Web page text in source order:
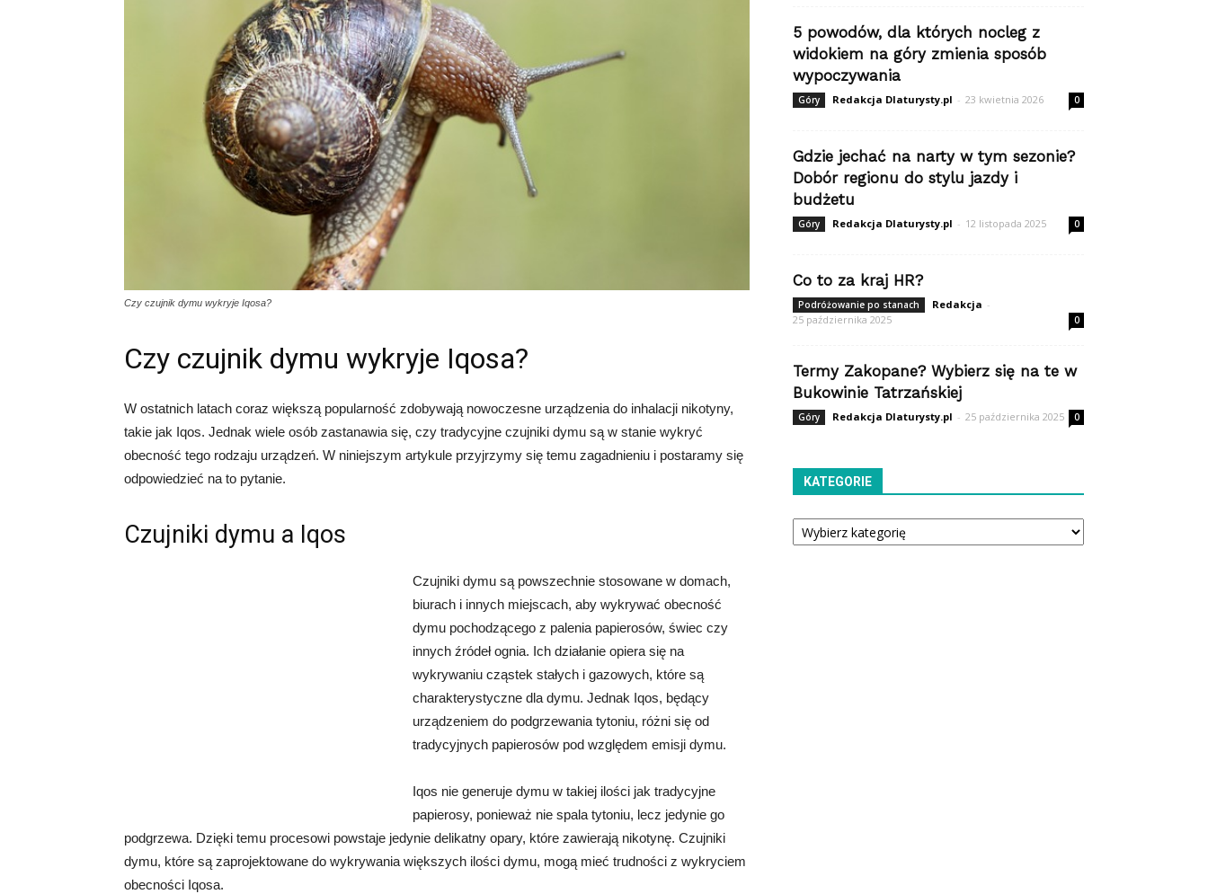
Czy czujnik dymu wykryje Iqosa?
Czy czujnik dymu wykryje Iqosa?
W ostatnich latach coraz większą popularność zdobywają nowoczesne urządzenia do inhalacji nikotyny,
takie jak Iqos. Jednak wiele osób zastanawia się, czy tradycyjne czujniki dymu są w stanie wykryć
obecność tego rodzaju urządzeń. W niniejszym artykule przyjrzymy się temu zagadnieniu i postaramy się
odpowiedzieć na to pytanie.
Czujniki dymu a Iqos
Czujniki dymu są powszechnie stosowane w domach,
biurach i innych miejscach, aby wykrywać obecność
dymu pochodzącego z palenia papierosów, świec czy
innych źródeł ognia. Ich działanie opiera się na
wykrywaniu cząstek stałych i gazowych, które są
charakterystyczne dla dymu. Jednak Iqos, będący
urządzeniem do podgrzewania tytoniu, różni się od
tradycyjnych papierosów pod względem emisji dymu.
Iqos nie generuje dymu w takiej ilości jak tradycyjne
papierosy, ponieważ nie spala tytoniu, lecz jedynie go
podgrzewa. Dzięki temu procesowi powstaje jedynie delikatny opary, które zawierają nikotynę. Czujniki
dymu, które są zaprojektowane do wykrywania większych ilości dymu, mogą mieć trudności z wykryciem
obecności Iqosa.
5 powodów, dla których nocleg z
widokiem na góry zmienia sposób
wypoczywania
Góry Redakcja Dlaturysty.pl - 23 kwietnia 2026 0
Gdzie jechać na narty w tym sezonie?
Dobór regionu do stylu jazdy i
budżetu
Góry Redakcja Dlaturysty.pl - 12 listopada 2025 0
Co to za kraj HR?
Podróżowanie po stanach Redakcja -
25 października 2025
0
Termy Zakopane? Wybierz się na te w
Bukowinie Tatrzańskiej
Góry Redakcja Dlaturysty.pl - 25 października 2025 0
KATEGORIE
Kategorie